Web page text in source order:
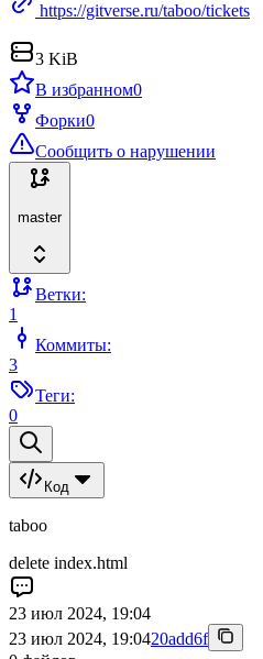
https://gitverse.ru/taboo/tickets
3 KiB
В избранном0
Форки0
Сообщить о нарушении
master
Ветки:
1
Коммиты:
3
Теги:
0
Код
taboo
delete index.html
23 июл 2024, 19:04
23 июл 2024, 19:0420add6f